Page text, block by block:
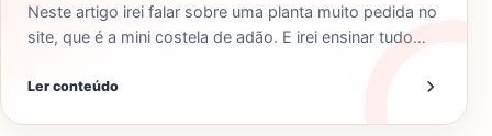
Neste artigo irei falar sobre uma planta muito pedida no
site, que é a mini costela de adão. E irei ensinar tudo…
Ler conteúdo